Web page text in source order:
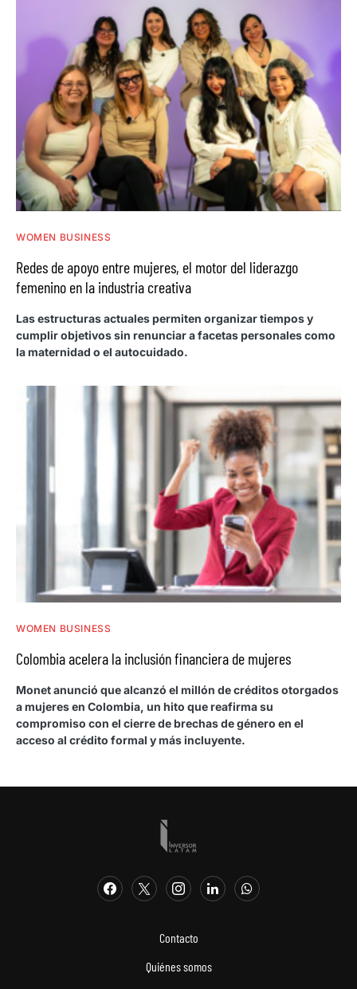
WOMEN BUSINESS
Redes de apoyo entre mujeres, el motor del liderazgo
femenino en la industria creativa
Las estructuras actuales permiten organizar tiempos y
cumplir objetivos sin renunciar a facetas personales como
la maternidad o el autocuidado.
WOMEN BUSINESS
Colombia acelera la inclusión financiera de mujeres
Monet anunció que alcanzó el millón de créditos otorgados
a mujeres en Colombia, un hito que reafirma su
compromiso con el cierre de brechas de género en el
acceso al crédito formal y más incluyente.
Contacto
Quiénes somos